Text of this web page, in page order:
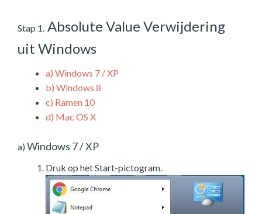
Stap 1. Absolute Value Verwijdering
uit Windows
a) Windows 7 / XP
b) Windows 8
c) Ramen 10
d) Mac OS X
a) Windows 7 / XP
Druk op het Start-pictogram.